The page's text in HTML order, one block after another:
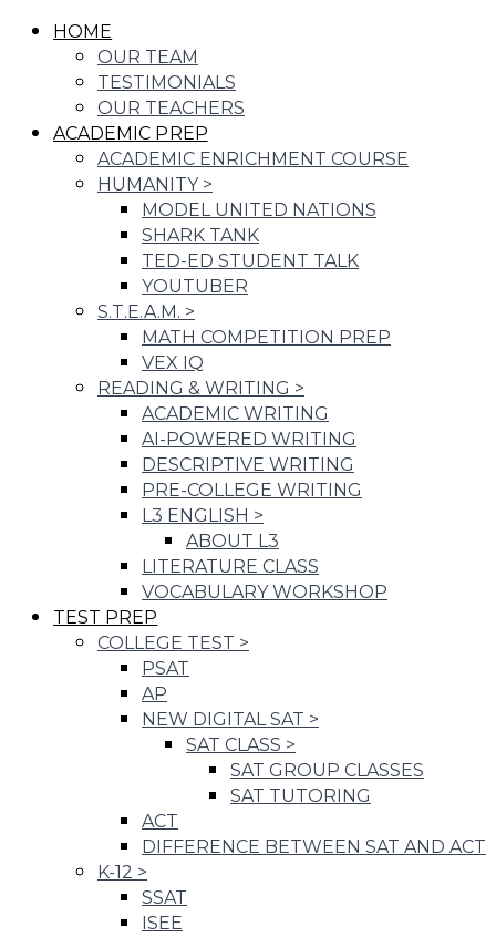
HOME
OUR TEAM
TESTIMONIALS
OUR TEACHERS
ACADEMIC PREP
ACADEMIC ENRICHMENT COURSE
HUMANITY >
MODEL UNITED NATIONS
SHARK TANK
TED-ED STUDENT TALK
YOUTUBER
S.T.E.A.M. >
MATH COMPETITION PREP
VEX IQ
READING & WRITING >
ACADEMIC WRITING
AI-POWERED WRITING
DESCRIPTIVE WRITING
PRE-COLLEGE WRITING
L3 ENGLISH >
ABOUT L3
LITERATURE CLASS
VOCABULARY WORKSHOP
TEST PREP
COLLEGE TEST >
PSAT
AP
NEW DIGITAL SAT >
SAT CLASS >
SAT GROUP CLASSES
SAT TUTORING
ACT
DIFFERENCE BETWEEN SAT AND ACT
K-12 >
SSAT
ISEE